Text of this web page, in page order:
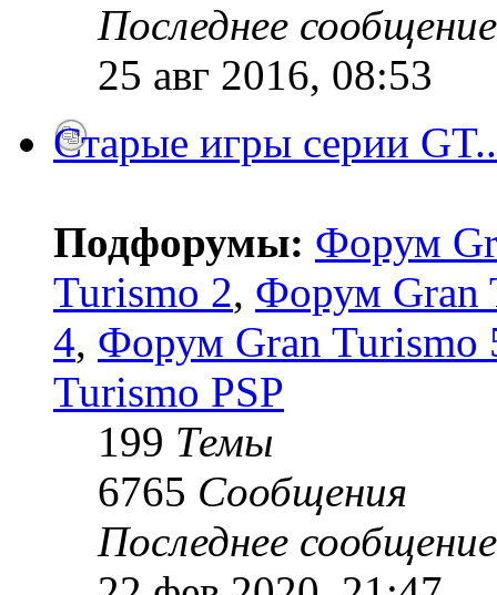
Последнее сообщение
25 авг 2016, 08:53
Старые игры серии
Подфорумы: Форум
Turismo 2, Форум Gran
4, Форум Gran Turismo
Turismo PSP
199 Темы
6765 Сообщения
Последнее сообщение